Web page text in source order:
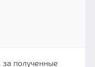
за полученные